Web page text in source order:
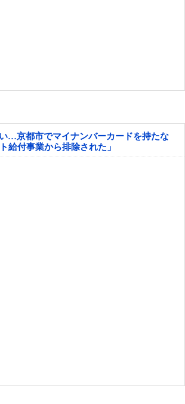
…京都市でマイナンバーカードを持たな
給付事業から排除された」